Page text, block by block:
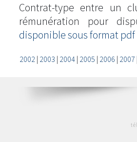
Contrat-type entre un
rémunération pour
disponible sous format pdf
2002| 2003 | 2004| 2005 | 2006 | 2007